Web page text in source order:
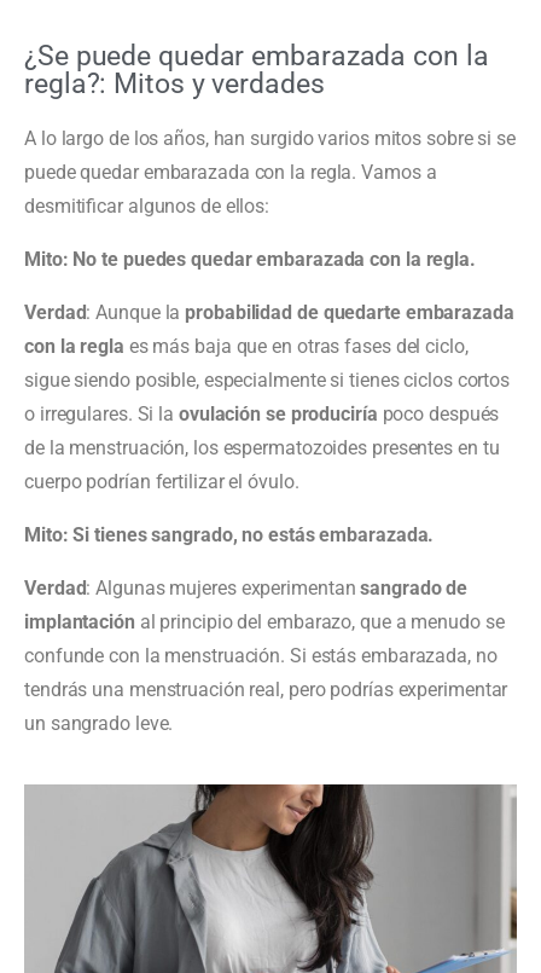
¿Se puede quedar embarazada con la
regla?: Mitos y verdades
A lo largo de los años, han surgido varios mitos sobre si se
puede quedar embarazada con la regla. Vamos a
desmitificar algunos de ellos:
Mito: No te puedes quedar embarazada con la regla.
Verdad: Aunque la probabilidad de quedarte embarazada
con la regla es más baja que en otras fases del ciclo,
sigue siendo posible, especialmente si tienes ciclos cortos
o irregulares. Si la ovulación se produciría poco después
de la menstruación, los espermatozoides presentes en tu
cuerpo podrían fertilizar el óvulo.
Mito: Si tienes sangrado, no estás embarazada.
Verdad: Algunas mujeres experimentansangrado de
implantación al principio del embarazo, que a menudo se
confunde con la menstruación. Si estás embarazada, no
tendrás una menstruación real, pero podrías experimentar
un sangrado leve.